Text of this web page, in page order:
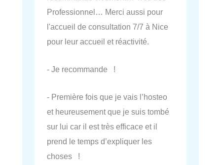
Professionnel… Merci aussi pour
l'accueil de consultation 7/7 à Nice
pour leur accueil et réactivité.
- Je recommande !
- Première fois que je vais l’hosteo
et heureusement que je suis tombé
sur lui car il est très efficace et il
prend le temps d’expliquer les
choses !